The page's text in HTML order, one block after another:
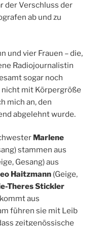
der Verschluss der
ab und zu
und vier Frauen – die,
Radiojournalistin
sogar noch
nicht mit Körpergröße
mich an, den
abgelehnt wurde.
Marlene
stammen aus
Gesang) aus
Haitzmann (Geige,
Theres Stickler
aus
führen sie mit Leib
zeitgenössische